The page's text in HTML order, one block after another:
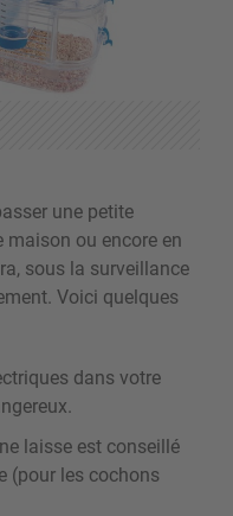
une petite
maison ou encore en
sous la surveillance
Voici quelques
dans votre
laisse est conseillé
(pour les cochons